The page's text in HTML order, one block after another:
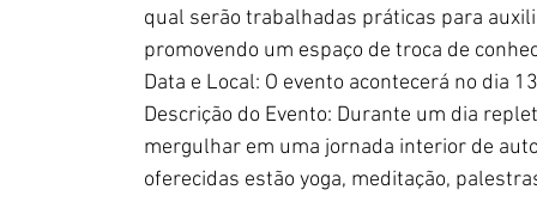
qual serão trabalhadas práticas para
promovendo um espaço de troca de
Data e Local: O evento acontecerá no dia
Descrição do Evento: Durante um dia
mergulhar em uma jornada interior de
oferecidas estão yoga, meditação,